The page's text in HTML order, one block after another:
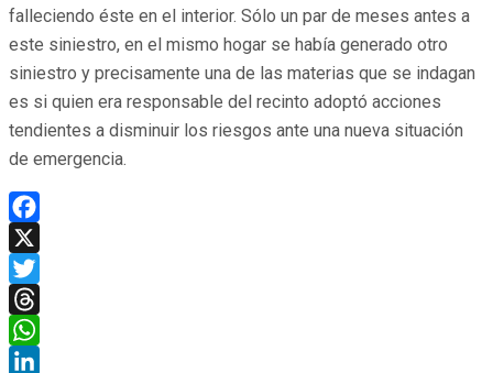
falleciendo éste en el interior. Sólo un par de meses antes a
este siniestro, en el mismo hogar se había generado otro
siniestro y precisamente una de las materias que se indagan
es si quien era responsable del recinto adoptó acciones
tendientes a disminuir los riesgos ante una nueva situación
de emergencia.
Facebook
X
Twitter
Threads
WhatsApp